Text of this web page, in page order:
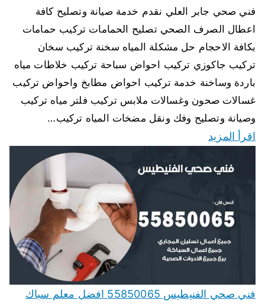
فني صحي جابر العلي نقدم خدمة صيانة وتصليح كافة
اعطال الصرف الصحي تصليح الحمامات تركيب حمامات
بكافة الاحجام حل مشكلة المياه سخنة تركيب سخان
تركيب جاكوزي تركيب احواض سباحة تركيب خلاطات مياه
باردة وساخنة خدمة تركيب احواض مطابخ واحواض تركيب
غسالات صحون وغسالات ملابس تركيب فلتر مياه تركيب
وصيانة وتصليح وفك ونقل مضخات المياه تركيب…
اقرأ المزيد
فني صحي الفنيطيس 55850065 افضل معلم سباك